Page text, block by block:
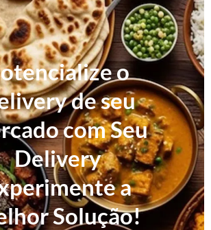
o
de seu
com Seu
Delivery
a
Solução!